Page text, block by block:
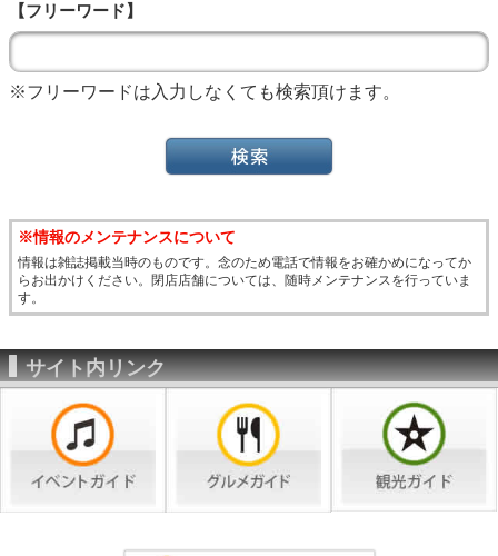
【フリーワード】
※フリーワードは入力しなくても検索頂けます。
※情報のメンテナンスについて
情報は雑誌掲載当時のものです。念のため電話で情報をお確かめになってか
らお出かけください。閉店店舗については、随時メンテナンスを行っていま
す。
サイト内リンク